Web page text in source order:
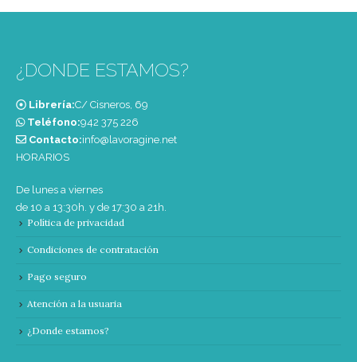
¿DONDE ESTAMOS?
Librería:C/ Cisneros, 69
Teléfono:‭942 375 226‬
Contacto:info@lavoragine.net
HORARIOS
De lunes a viernes
de 10 a 13:30h. y de 17:30 a 21h.
Política de privacidad
Condiciones de contratación
Pago seguro
Atención a la usuaria
¿Donde estamos?